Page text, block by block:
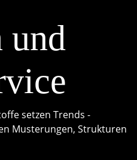
und
setzen Trends -
Musterungen, Strukturen